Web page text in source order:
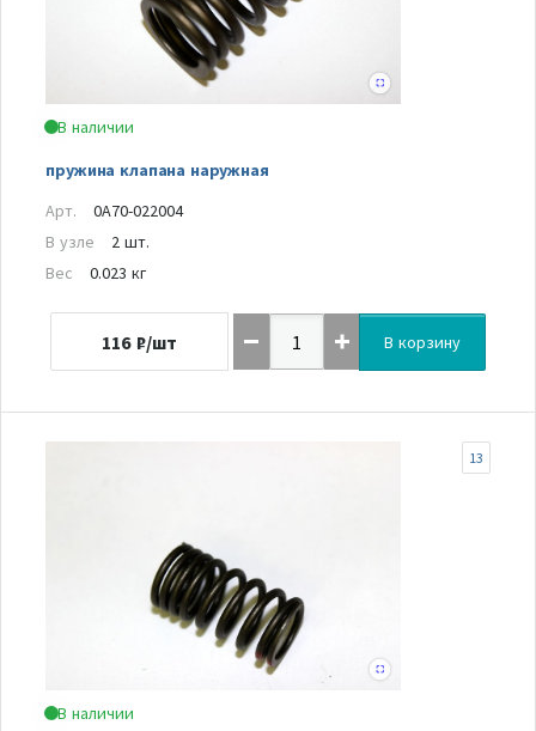
В наличии
пружина клапана наружная
Арт.
0A70-022004
В узле
2 шт.
Вес
0.023 кг
116 ₽/шт В корзину
В наличии
13